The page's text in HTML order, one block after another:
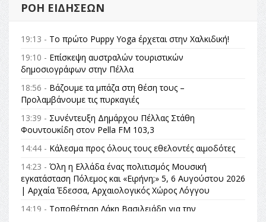
ΡΟΉ ΕΙΔΉΣΕΩΝ
19:13 - Το πρώτο Puppy Yoga έρχεται στην Χαλκιδική!
19:10 - Επίσκεψη αυστραλών τουριστικών
δημοσιογράφων στην Πέλλα
18:56 - Βάζουμε τα μπάζα στη θέση τους –
Προλαμβάνουμε τις πυρκαγιές
13:39 - Συνέντευξη Δημάρχου Πέλλας Στάθη
Φουντουκίδη στον Pella FM 103,3
14:44 - Κάλεσμα προς όλους τους εθελοντές αιμοδότες
14:23 - Όλη η Ελλάδα ένας πολιτισμός Μουσική
εγκατάσταση Πόλεμος και «Ειρήνη;» 5, 6 Αυγούστου 2026
| Αρχαία Έδεσσα, Αρχαιολογικός Χώρος Λόγγου
14:19 - Τοποθέτηση Λάκη Βασιλειάδη για την